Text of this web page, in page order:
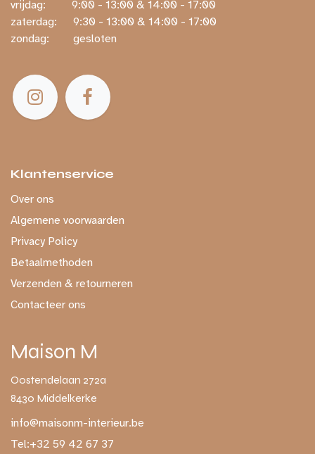
vrijdag:
​ ​9:00 - 13:00 & 14:00 - 17:00
zaterdag:
​ ​9:30 - 13:00 & 14:00 - 17:00
zondag:
​ gesloten
Klantenservice
Over ons
Algemene voorwaarden
Privacy Policy
Betaalmethoden
Verzenden & retourneren
Contacteer ons
Maison M
Oostendelaan 272a
8430 Middelkerke
info@maisonm-interieur.be
Tel:+32 59 42 67 37